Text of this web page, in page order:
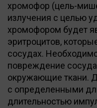
хромофор (цель-
излучения с целью
хромофором будет
эритроцитов,
сосудах.
повреждение
окружающие ткани.
с определенными
длительностью